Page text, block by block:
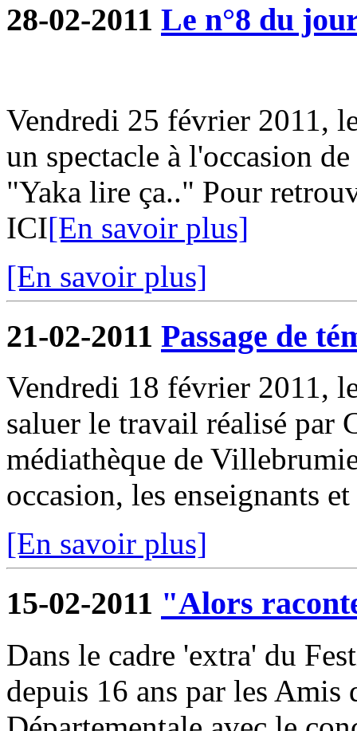
28-02-2011 Le n°8 du
Vendredi 25 février 2011,
un spectacle à l'occasion
"Yaka lire ça.." Pour
ICI[En savoir plus]
[En savoir plus]
21-02-2011 Passage de
Vendredi 18 février 2011,
saluer le travail réalisé par
médiathèque de
occasion, les enseignants
[En savoir plus]
15-02-2011 "Alors
Dans le cadre 'extra' du
depuis 16 ans par les Amis